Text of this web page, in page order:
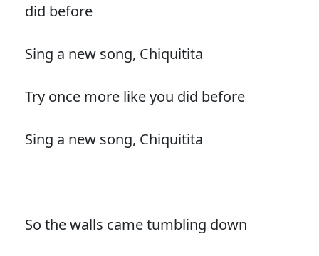
did before
Sing a new song, Chiquitita
Try once more like you did before
Sing a new song, Chiquitita
So the walls came tumbling down